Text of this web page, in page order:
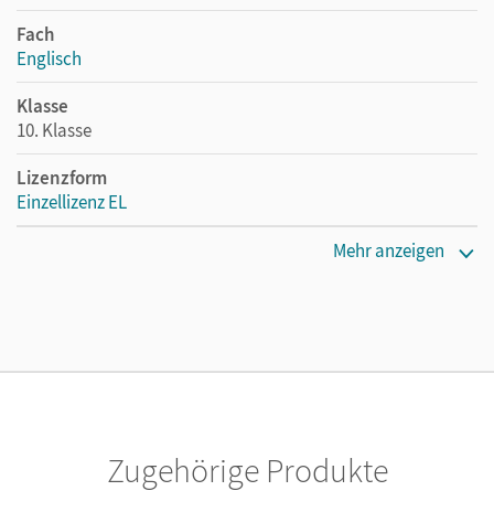
Fach
Englisch
Klasse
10. Klasse
Lizenzform
Einzellizenz EL
Herausgeber/-in
Biederstädt, Wolfgang; Donoghue, Frank
Mehr anzeigen
Zugehörige Produkte